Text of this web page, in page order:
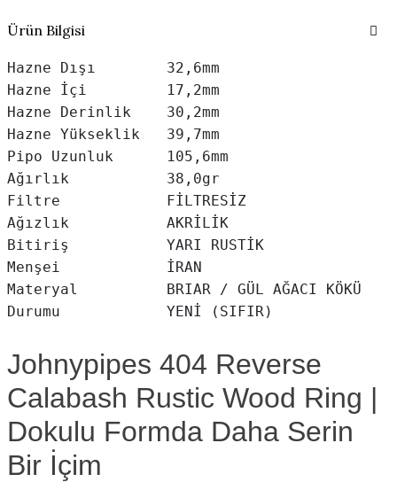
Ürün Bilgisi
Hazne Dışı        32,6mm
Hazne İçi         17,2mm
Hazne Derinlik    30,2mm
Hazne Yükseklik   39,7mm
Pipo Uzunluk      105,6mm
Ağırlık           38,0gr
Filtre            FİLTRESİZ
Ağızlık           AKRİLİK
Bitiriş           YARI RUSTİK
Menşei            İRAN
Materyal          BRIAR / GÜL AĞACI KÖKÜ
Johnypipes 404 Reverse
Calabash Rustic Wood Ring |
Dokulu Formda Daha Serin
Bir İçim